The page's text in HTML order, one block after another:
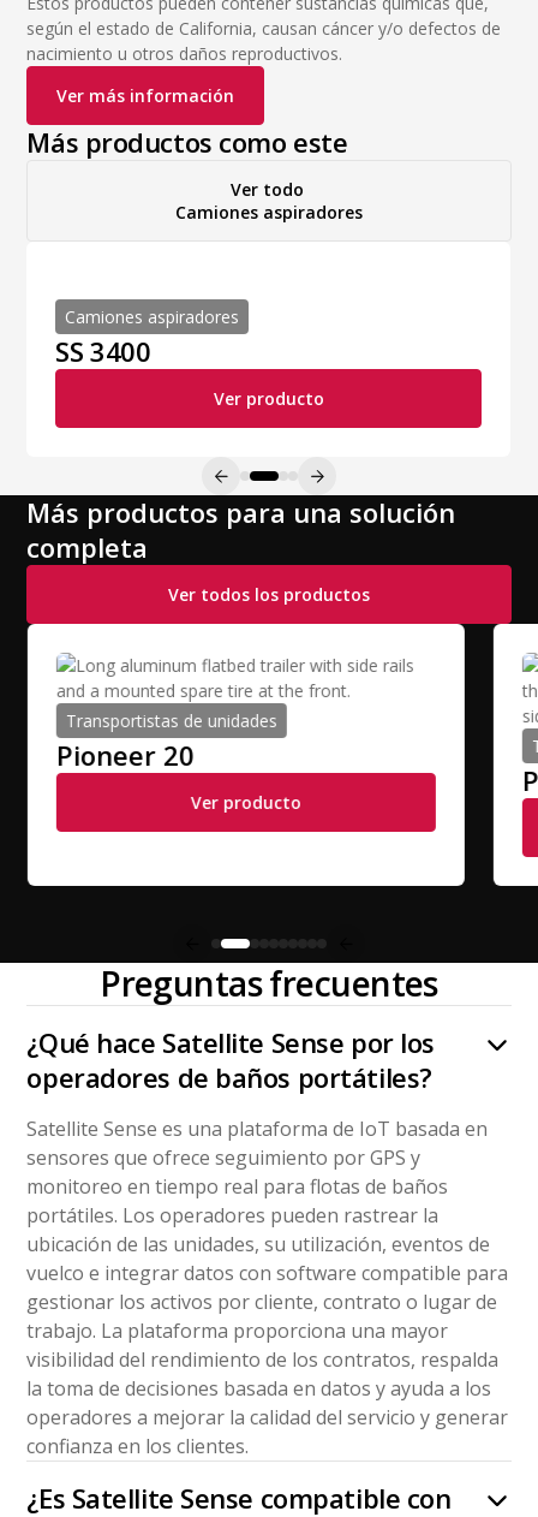
según el estado de California, causan cáncer y/o defectos de
nacimiento u otros daños reproductivos.
Ver más información
Más productos como este
Ver todo
Camiones aspiradores
Camiones aspiradores
SS 3400
Ver producto
Más productos para una solución
completa
Ver todos los productos
Transportistas de unidades
Pioneer 20
Ver producto
Preguntas frecuentes
¿Qué hace Satellite Sense por los
operadores de baños portátiles?
Satellite Sense es una plataforma de IoT basada en
sensores que ofrece seguimiento por GPS y
monitoreo en tiempo real para flotas de baños
portátiles. Los operadores pueden rastrear la
ubicación de las unidades, su utilización, eventos de
vuelco e integrar datos con software compatible para
gestionar los activos por cliente, contrato o lugar de
trabajo. La plataforma proporciona una mayor
visibilidad del rendimiento de los contratos, respalda
la toma de decisiones basada en datos y ayuda a los
operadores a mejorar la calidad del servicio y generar
confianza en los clientes.
¿Es Satellite Sense compatible con